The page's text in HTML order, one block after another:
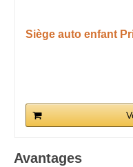
Siège auto enfant
Avantages